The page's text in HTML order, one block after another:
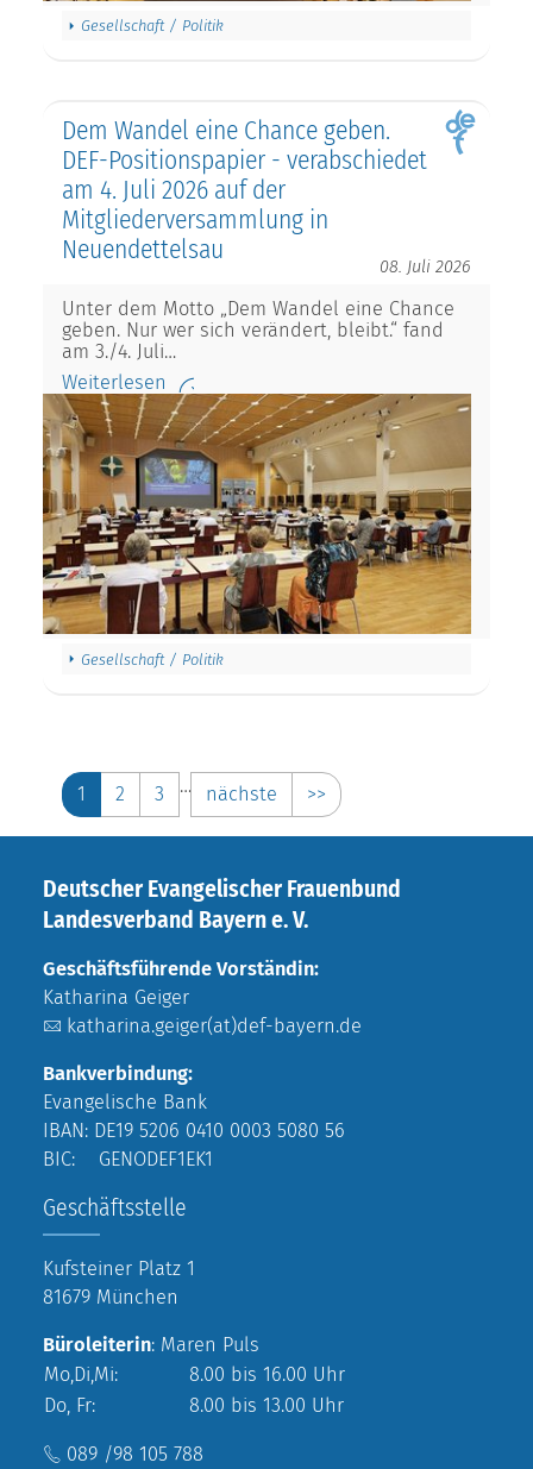
Gesellschaft / Politik
Dem Wandel eine Chance geben.
DEF-Positionspapier - verabschiedet
am 4. Juli 2026 auf der
Mitgliederversammlung in
Neuendettelsau
08. Juli 2026
Unter dem Motto „Dem Wandel eine Chance
geben. Nur wer sich verändert, bleibt.“ fand
am 3./4. Juli…
Weiterlesen
Gesellschaft / Politik
1 2 3 … nächste >>
Deutscher Evangelischer Frauenbund
Landesverband Bayern e. V.
Geschäftsführende Vorständin:
Katharina Geiger
katharina.geiger(at)def-bayern.de
Bankverbindung:
Evangelische Bank
IBAN: DE19 5206 0410 0003 5080 56
BIC: GENODEF1EK1
Geschäftsstelle
Kufsteiner Platz 1
81679 München
Büroleiterin: Maren Puls
Mo,Di,Mi:
8.00 bis 16.00 Uhr
Do, Fr:
8.00 bis 13.00 Uhr
089 /98 105 788